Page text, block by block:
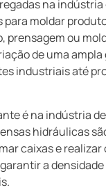
na indústria
para moldar
prensagem ou
de uma ampla
industriais até
é na indústria
hidráulicas
caixas e
a